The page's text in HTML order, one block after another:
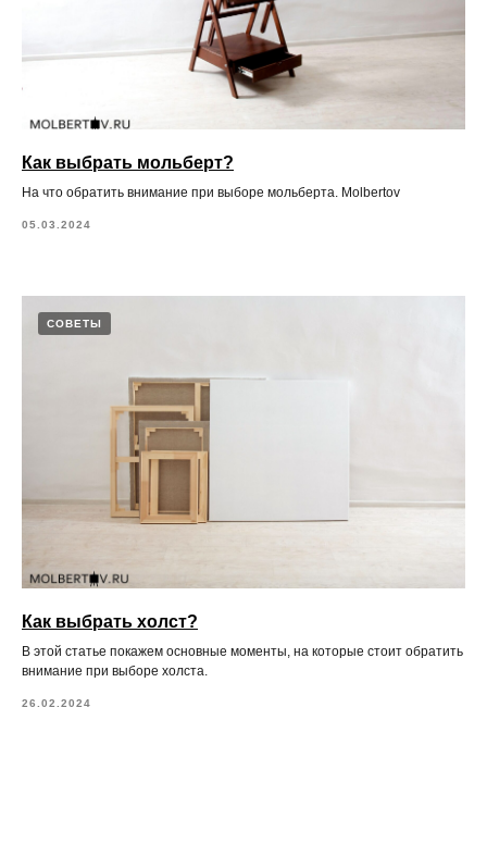
Как выбрать мольберт?
На что обратить внимание при выборе мольберта. Molbertov
05.03.2024
СОВЕТЫ
Как выбрать холст?
В этой статье покажем основные моменты, на которые стоит обратить
внимание при выборе холста.
26.02.2024